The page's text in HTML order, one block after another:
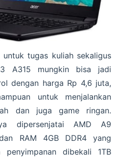
tugas kuliah sekaligus
A315 mungkin bisa jadi
dengan harga Rp 4,6 juta,
untuk menjalankan
dan juga game ringan.
dipersenjatai AMD A9
RAM 4GB DDR4 yang
dibekali 1TB